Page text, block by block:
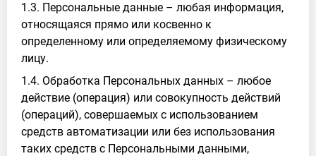
1.3. Персональные данные – любая информация,
относящаяся прямо или косвенно к
определенному или определяемому физическому
лицу.
1.4. Обработка Персональных данных – любое
действие (операция) или совокупность действий
(операций), совершаемых с использованием
средств автоматизации или без использования
таких средств с Персональными данными,